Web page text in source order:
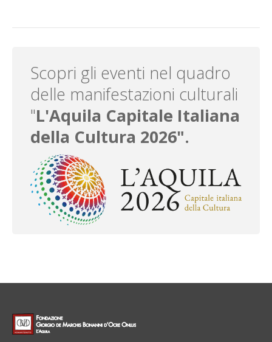
Scopri gli eventi nel quadro
delle manifestazioni culturali
"L'Aquila Capitale Italiana
della Cultura 2026".